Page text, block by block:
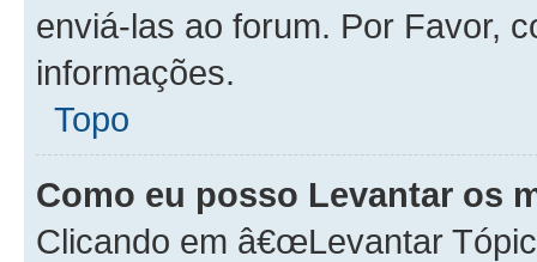
enviá-las ao forum. Por Favor,
informações.
Topo
Como eu posso Levantar os
Clicando em â€œLevantar